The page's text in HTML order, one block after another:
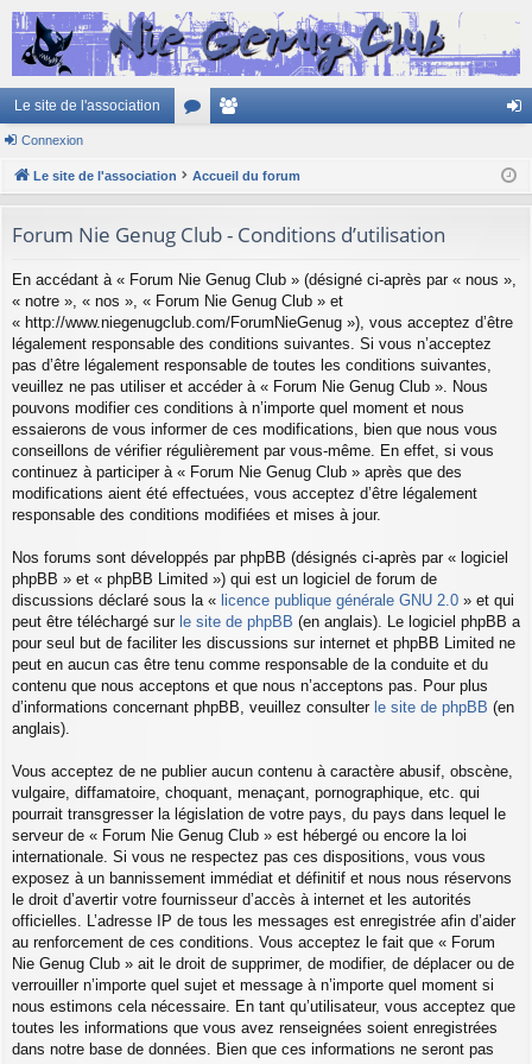
Le site de l'association
u
s
m ne
Connexion
Le site de l'association Accueil du forum
Forum Nie Genug Club - Conditions d’utilisation
En accédant à « Forum Nie Genug Club » (désigné ci-après par « nous »,
« notre », « nos », « Forum Nie Genug Club » et
« http://www.niegenugclub.com/ForumNieGenug »), vous acceptez d’être
légalement responsable des conditions suivantes. Si vous n’acceptez
pas d’être légalement responsable de toutes les conditions suivantes,
veuillez ne pas utiliser et accéder à « Forum Nie Genug Club ». Nous
pouvons modifier ces conditions à n’importe quel moment et nous
essaierons de vous informer de ces modifications, bien que nous vous
conseillons de vérifier régulièrement par vous-même. En effet, si vous
continuez à participer à « Forum Nie Genug Club » après que des
modifications aient été effectuées, vous acceptez d’être légalement
responsable des conditions modifiées et mises à jour.
Nos forums sont développés par phpBB (désignés ci-après par « logiciel
phpBB » et « phpBB Limited ») qui est un logiciel de forum de
discussions déclaré sous la « licence publique générale GNU 2.0 » et qui
peut être téléchargé sur le site de phpBB (en anglais). Le logiciel phpBB a
pour seul but de faciliter les discussions sur internet et phpBB Limited ne
peut en aucun cas être tenu comme responsable de la conduite et du
contenu que nous acceptons et que nous n’acceptons pas. Pour plus
d’informations concernant phpBB, veuillez consulter le site de phpBB (en
anglais).
Vous acceptez de ne publier aucun contenu à caractère abusif, obscène,
vulgaire, diffamatoire, choquant, menaçant, pornographique, etc. qui
pourrait transgresser la législation de votre pays, du pays dans lequel le
serveur de « Forum Nie Genug Club » est hébergé ou encore la loi
internationale. Si vous ne respectez pas ces dispositions, vous vous
exposez à un bannissement immédiat et définitif et nous nous réservons
le droit d’avertir votre fournisseur d’accès à internet et les autorités
officielles. L’adresse IP de tous les messages est enregistrée afin d’aider
au renforcement de ces conditions. Vous acceptez le fait que « Forum
Nie Genug Club » ait le droit de supprimer, de modifier, de déplacer ou de
verrouiller n’importe quel sujet et message à n’importe quel moment si
nous estimons cela nécessaire. En tant qu’utilisateur, vous acceptez que
toutes les informations que vous avez renseignées soient enregistrées
dans notre base de données. Bien que ces informations ne seront pas